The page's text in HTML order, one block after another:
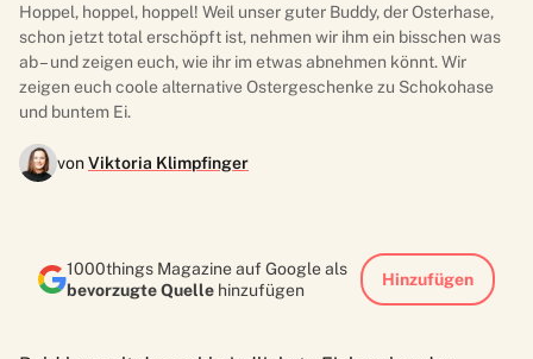
Hoppel, hoppel, hoppel! Weil unser guter Buddy, der Osterhase,
schon jetzt total erschöpft ist, nehmen wir ihm ein bisschen was
ab – und zeigen euch, wie ihr im etwas abnehmen könnt. Wir
zeigen euch coole alternative Ostergeschenke zu Schokohase
und buntem Ei.
vonViktoria Klimpfinger
1000things Magazine auf Google als
bevorzugte Quelle hinzufügen
Hinzufügen